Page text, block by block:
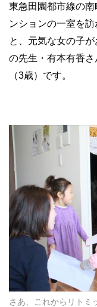
東急田園都市線の
ンションの一室を
と、元気な女の子
の先生・有本有香
（3歳）です。
さあ、これからリトミ